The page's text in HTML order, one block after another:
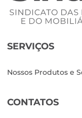
SERVIÇOS
Nossos Produtos e
CONTATOS